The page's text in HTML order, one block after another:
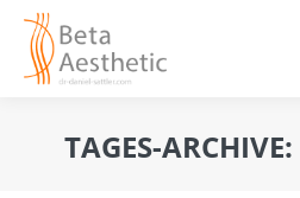
TAGES-ARCHIVE: